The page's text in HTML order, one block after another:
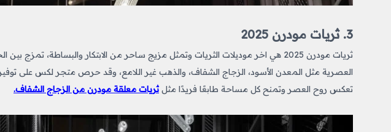
3. ثريات مودرن 2025
ثريات مودرن 2025 هي اخر موديلات الثريات وتمثل
مزيج ساحر من الابتكار والبساطة، تمزج بين
العصرية مثل المعدن الأسود، الزجاج الشفاف، والذهب غير اللامع، وقد حرص متجر لكس على
تعكس روح العصر وتمنح كل مساحة طابعًا فريدًا مثلثريات معلقة مودرن من الزجاج الشفاف.